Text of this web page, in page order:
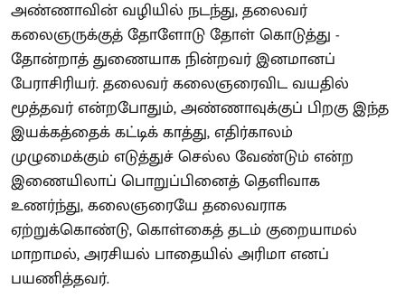
அண்ணாவின் வழியில் நடந்து, தலைவர்
கலைஞருக்குத் தோளோடு தோள் கொடுத்து -
தோன்றாத் துணையாக நின்றவர் இனமானப்
பேராசிரியர். தலைவர் கலைஞரைவிட வயதில்
மூத்தவர் என்றபோதும், அண்ணாவுக்குப் பிறகு இந்த
இயக்கத்தைக் கட்டிக் காத்து, எதிர்காலம்
முழுமைக்கும் எடுத்துச் செல்ல வேண்டும் என்ற
இணையிலாப் பொறுப்பினைத் தெளிவாக
உணர்ந்து, கலைஞரையே தலைவராக
ஏற்றுக்கொண்டு, கொள்கைத் தடம் குறையாமல்
மாறாமல், அரசியல் பாதையில் அரிமா எனப்
பயணித்தவர்.